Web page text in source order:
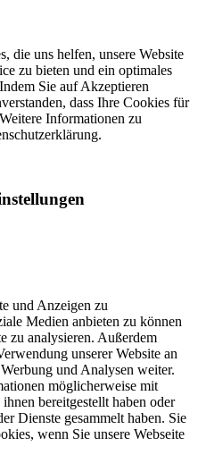
die uns helfen, unsere Website
zu bieten und ein optimales
Sie auf Akzeptieren
dass Ihre Cookies für
Informationen zu
und Anzeigen zu
Medien anbieten zu können
zu analysieren. Außerdem
unserer Website an
und Analysen weiter.
möglicherweise mit
bereitgestellt haben oder
Dienste gesammelt haben. Sie
wenn Sie unsere Webseite